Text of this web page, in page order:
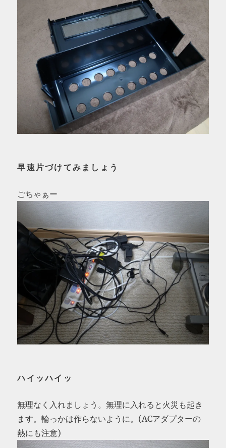
早速片づけてみましょう
ごちゃぁー
ハイッハイッ
無理なく入れましょう。無理に入れると火災も起き
ます。輪っかは作らないように。(ACアダプターの
熱にも注意)